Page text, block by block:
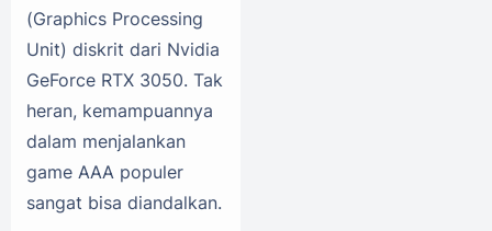
(Graphics Processing
Unit) diskrit dari Nvidia
GeForce RTX 3050. Tak
heran, kemampuannya
dalam menjalankan
game AAA populer
sangat bisa diandalkan.